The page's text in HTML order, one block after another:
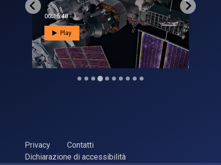
00:02:44
Play
Privacy
Contatti
Dichiarazione di accessibilità